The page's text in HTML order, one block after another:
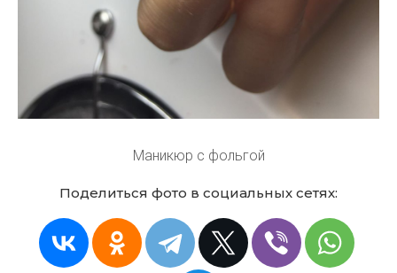
Маникюр с фольгой
Поделиться фото в социальных сетях: